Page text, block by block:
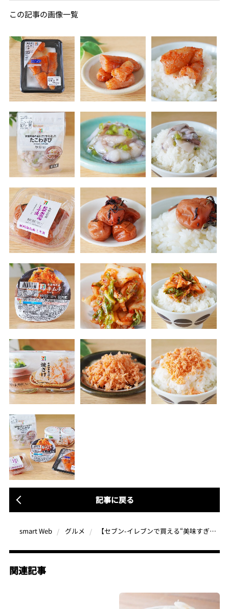
この記事の画像一覧
記事に戻る
smart Web グルメ 【セブン-イレブンで買える“美味すぎる”ご飯のお供5選】辛子明太子、さけフレークほか、白飯を劇的に美味しくする逸品ズラリ
関連記事